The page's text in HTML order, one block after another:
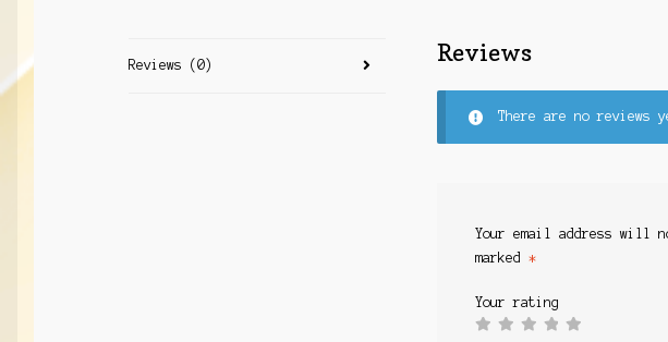
Reviews (0) Reviews
There are no reviews
Your email address will
marked*
Your rating